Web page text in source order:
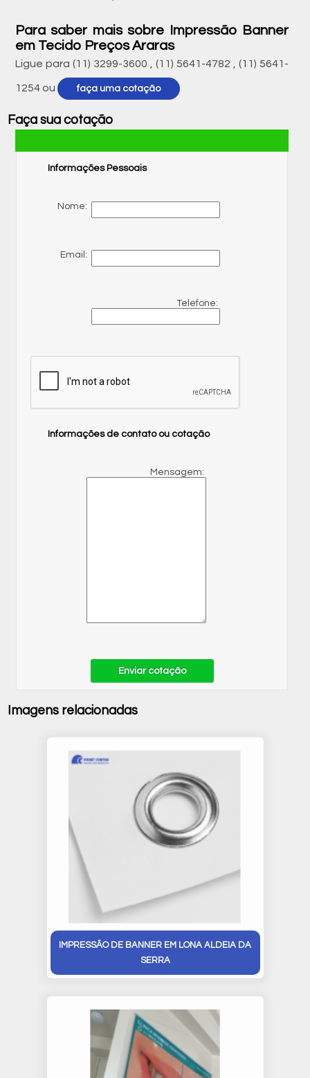
Para saber mais sobre Impressão Banner
em Tecido Preços Araras
Ligue para (11) 3299-3600 ,(11) 5641-4782 ,(11) 5641-
1254 ou faça uma cotação
Faça sua cotação
Informações Pessoais
Nome:
Email:
Telefone:
Informações de contato ou cotação
Mensagem:
Enviar cotação
Imagens relacionadas
IMPRESSÃO DE BANNER EM LONA ALDEIA DA
SERRA